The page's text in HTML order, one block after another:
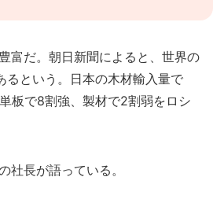
富だ。朝日新聞によると、世界の
るという。日本の木材輸入量で
板で8割強、製材で2割弱をロシ
長が語っている。